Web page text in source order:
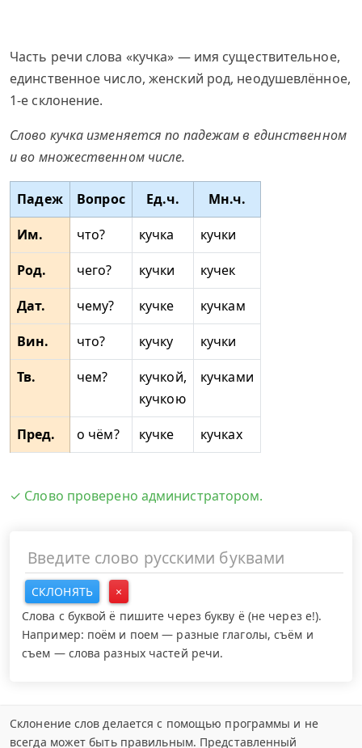
Часть речи слова «кучка» — имя существительное,
единственное число, женский род, неодушевлённое,
1-е склонение.
Слово кучка изменяется по падежам в единственном
и во множественном числе.
Падеж Вопрос Ед.ч.
Мн.ч.
Им.
что? кучка
кучки
Род.
чего? кучки
кучек
Дат.
чему? кучке
кучкам
Вин.
что? кучку
кучки
Тв.
чем?
кучкой,
кучкою
кучками
Пред. о чём? кучке кучках
✓ Слово проверено администратором.
СКЛОНЯТЬ
×
Слова с буквой ё пишите через букву ё (не через е!).
Например: поём и поем — разные глаголы, съём и
съем — слова разных частей речи.
Склонение слов делается с помощью программы и не
всегда может быть правильным. Представленный